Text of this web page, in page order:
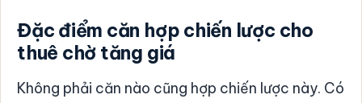
Đặc điểm căn hợp chiến lược cho
thuê chờ tăng giá
Không phải căn nào cũng hợp chiến lược này. Có